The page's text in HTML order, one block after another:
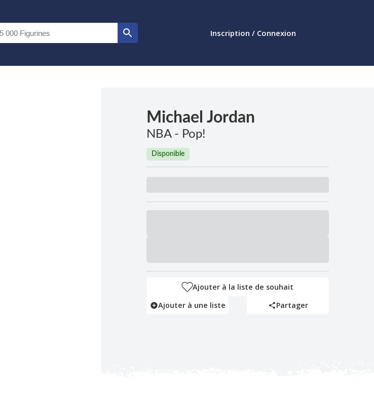
Inscription / Connexion
Michael Jordan
NBA - Pop!
Disponible
Ajouter à la liste de souhait
Ajouter à une liste
Partager